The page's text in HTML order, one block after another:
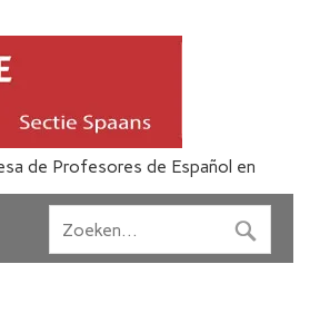
de Profesores de Español en